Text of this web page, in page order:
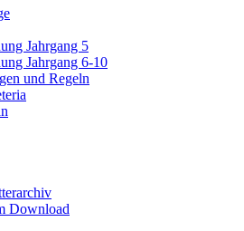
Jahrgang 5
Jahrgang 6-10
und Regeln
Download